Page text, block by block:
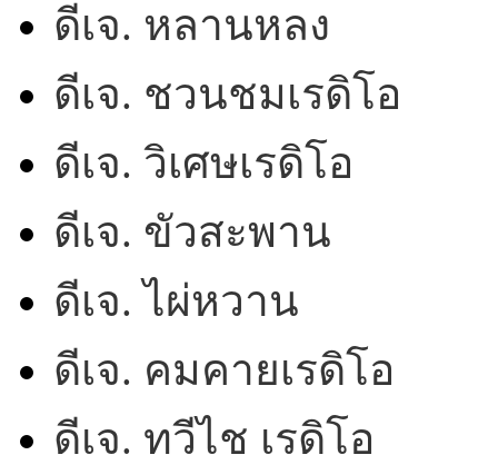
ดีเจ. หลานหลง
ดีเจ. ชวนชมเรดิโอ
ดีเจ. วิเศษเรดิโอ
ดีเจ. ขัวสะพาน
ดีเจ. ไผ่หวาน
ดีเจ. คมคายเรดิโอ
ดีเจ. ทวีไช เรดิโอ